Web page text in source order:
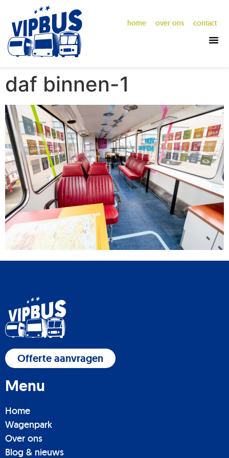
home over ons contact
daf binnen-1
Offerte aanvragen
Menu
Home
Wagenpark
Over ons
Blog & nieuws